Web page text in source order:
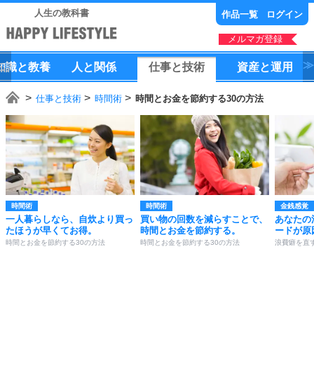
人生の教科書 作品一覧 ログイン
メルマガ登録
識と教養 人 と 関係 仕事と技術 資産と運用
仕事と技術 時間術 時間とお金を節約する30の方法
時間術
一人暮らしなら、自炊より買っ
たほうが早くてお得。
時間とお金を節約する30の方法
時間術
買い物の回数を減らすことで、
時間とお金を節約する。
時間とお金を節約する30の方法
金銭感覚
あなたの
ードが原
浪費癖を直